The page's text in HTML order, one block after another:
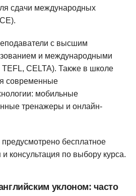
сдачи международных
с высшим
и международными
CELTA). Также в школе
современные
мобильные
тренажеры и онлайн-
бесплатное
консультация по выбору курса.
уклоном: часто